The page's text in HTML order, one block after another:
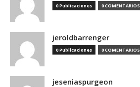
0 Publicaciones 0 COMENTARIOS
jeroldbarrenger
0 Publicaciones 0 COMENTARIOS
jeseniaspurgeon